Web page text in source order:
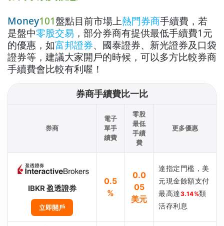
Money101盤點目前市場上熱門券商手續費，若
是盤中零股交易 ，部分券商有提供最低手續費1元
的優惠，如富邦證券、國泰證券、新光證券及 口袋
證券等，建議大家開戶的時候，可以多方比較券商
手續費會比較有利喔！
券商手續費比一比
券商
電子
單手
續費
零股
最低
手續
費
更多優惠
IBKR 盈透證券
立即開戶
0.5
%
0.0
05
美元
達指定門檻，美
元現金餘額支付
最高達3.14%類
活存利息